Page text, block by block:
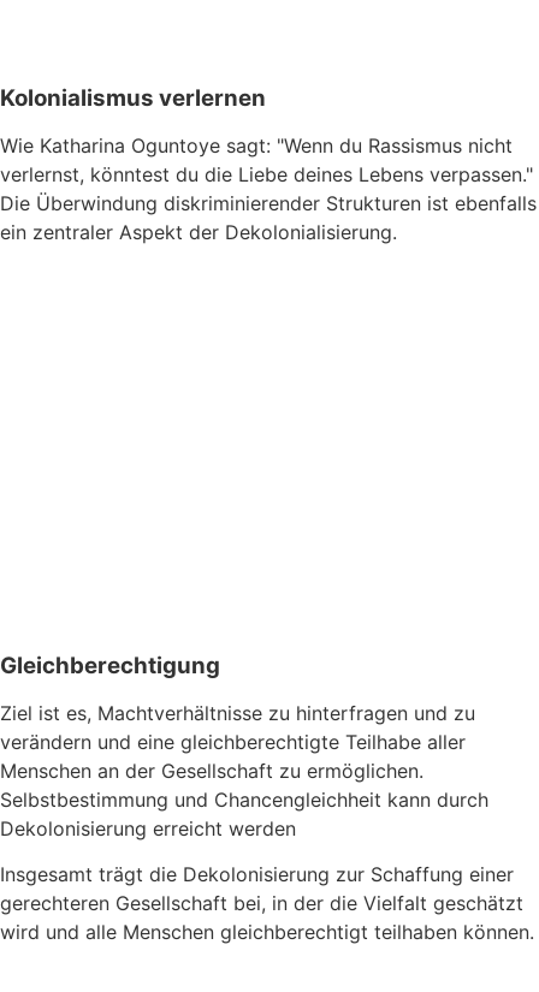
Kolonialismus verlernen
Wie Katharina Oguntoye sagt: "Wenn du Rassismus nicht
verlernst, könntest du die Liebe deines Lebens verpassen."
Die Überwindung diskriminierender Strukturen ist ebenfalls
ein zentraler Aspekt der Dekolonialisierung.
Gleichberechtigung
Ziel ist es, Machtverhältnisse zu hinterfragen und zu
verändern und eine gleichberechtigte Teilhabe aller
Menschen an der Gesellschaft zu ermöglichen.
Selbstbestimmung und Chancengleichheit kann durch
Dekolonisierung erreicht werden
Insgesamt trägt die Dekolonisierung zur Schaffung einer
gerechteren Gesellschaft bei, in der die Vielfalt geschätzt
wird und alle Menschen gleichberechtigt teilhaben können.